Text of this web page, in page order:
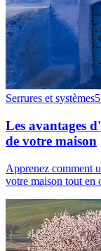
Serrures et systèmes5
Les avantages
de votre maison
Apprenez comment
votre maison tout en